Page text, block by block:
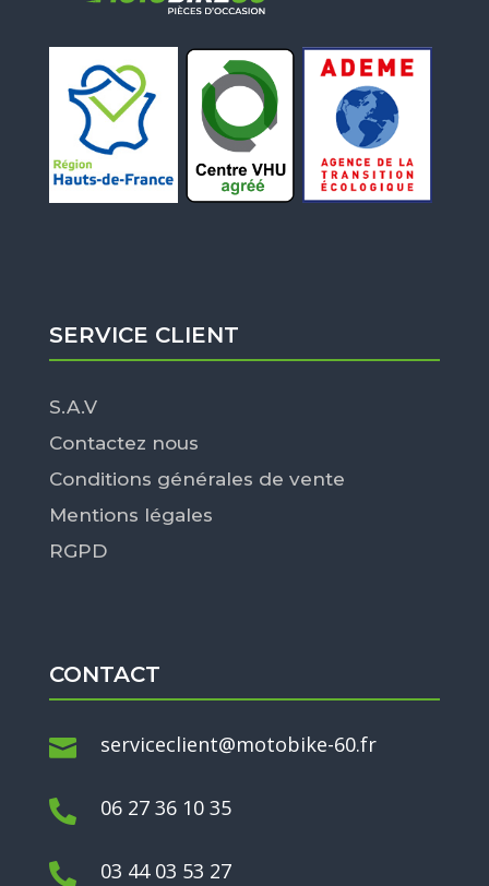
SERVICE CLIENT
S.A.V
Contactez nous
Conditions générales de vente
Mentions légales
RGPD
CONTACT
 serviceclient@motobike-60.fr
 06 27 36 10 35
 03 44 03 53 27